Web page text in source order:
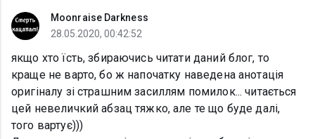
Moonraise Darkness
28.05.2020, 00:42:52
якщо хто їсть, збираючись читати даний блог, то
краще не варто, бо ж напочатку наведена анотація
оригіналу зі страшним засиллям помилок... читається
цей невеличкий абзац тяжко, але те що буде далі,
того вартує)))